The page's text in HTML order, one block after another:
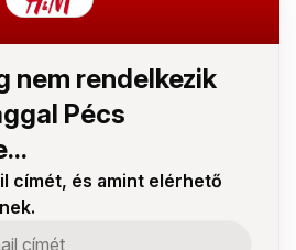
nem rendelkezik
Pécs
címét, és amint elérhető